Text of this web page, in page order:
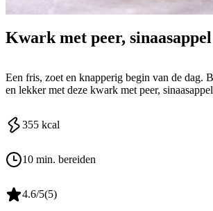
Kwark met peer,
Een fris, zoet en knapperig begin van de dag.
en lekker met deze kwark met peer,
355 kcal
10 min. bereiden
4.6/5(5)